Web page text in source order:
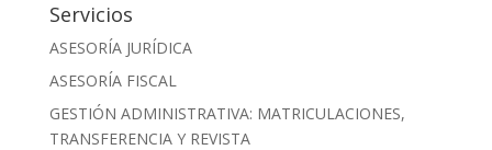
Servicios
ASESORÍA JURÍDICA
ASESORÍA FISCAL
GESTIÓN ADMINISTRATIVA: MATRICULACIONES,
TRANSFERENCIA Y REVISTA